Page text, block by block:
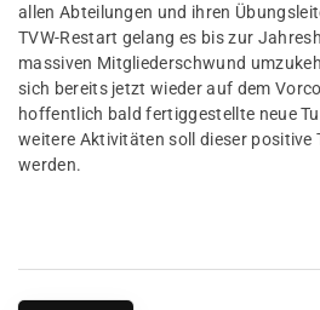
allen Abteilungen und ihren
TVW-Restart gelang es bis zur
massiven Mitgliederschwund
sich bereits jetzt wieder auf dem
hoffentlich bald fertiggestellte neue
weitere Aktivitäten soll dieser positive
werden.